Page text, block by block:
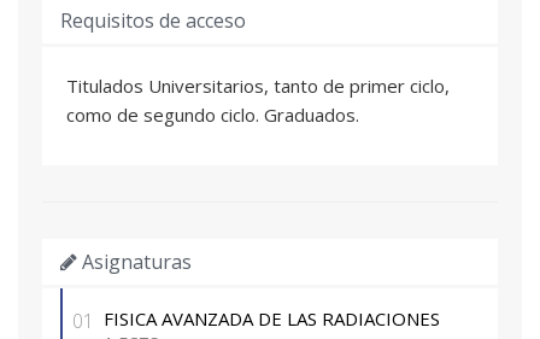
de postgrado
Requisitos de acceso
Titulados Universitarios, tanto de primer ciclo,
como de segundo ciclo. Graduados.
Asignaturas
01 FISICA AVANZADA DE LAS RADIACIONES